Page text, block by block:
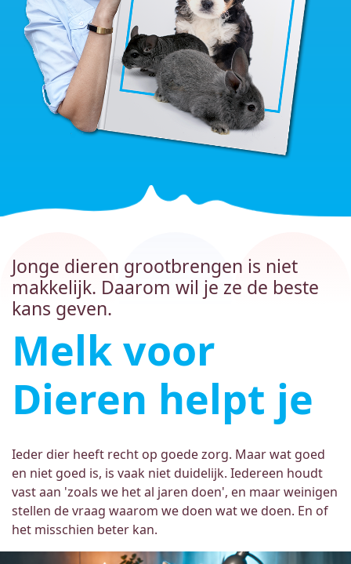
Jonge dieren grootbrengen is niet
makkelijk. Daarom wil je ze de beste
kans geven.
Melk voor
Dieren helpt je
Ieder dier heeft recht op goede zorg. Maar wat goed
en niet goed is, is vaak niet duidelijk. Iedereen houdt
vast aan 'zoals we het al jaren doen', en maar weinigen
stellen de vraag waarom we doen wat we doen. En of
het misschien beter kan.